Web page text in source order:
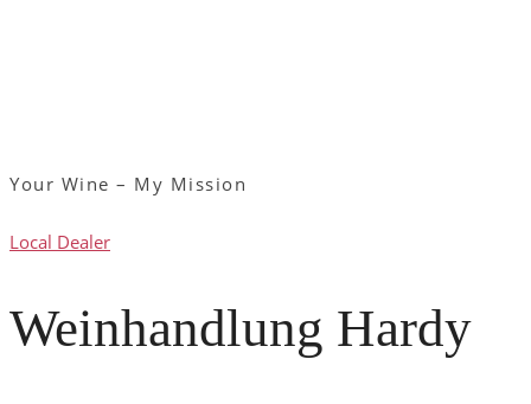
Your Wine – My Mission
Local Dealer
Weinhandlung Hardy